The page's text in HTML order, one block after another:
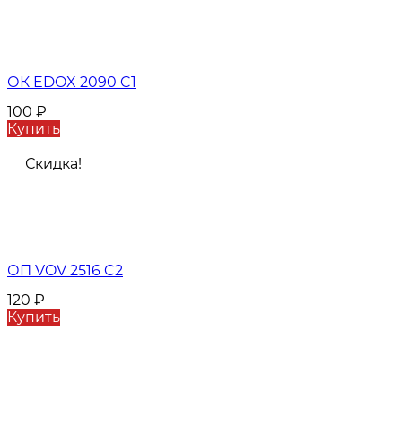
ОК EDOX 2090 C1
100 ₽
Купить
Скидка!
ОП VOV 2516 C2
120 ₽
Купить